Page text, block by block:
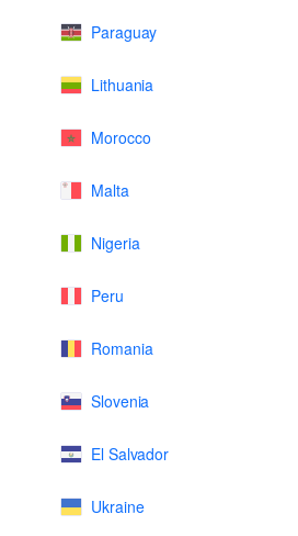
Paraguay
Lithuania
Morocco
Malta
Nigeria
Peru
Romania
Slovenia
El Salvador
Ukraine